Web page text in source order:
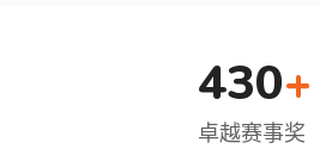
430+
卓越赛事奖